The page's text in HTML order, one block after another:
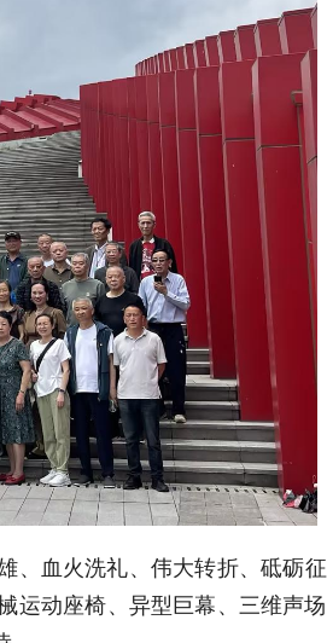
、血火洗礼、伟大转折、砥砺征
运动座椅、异型巨幕、三维声场